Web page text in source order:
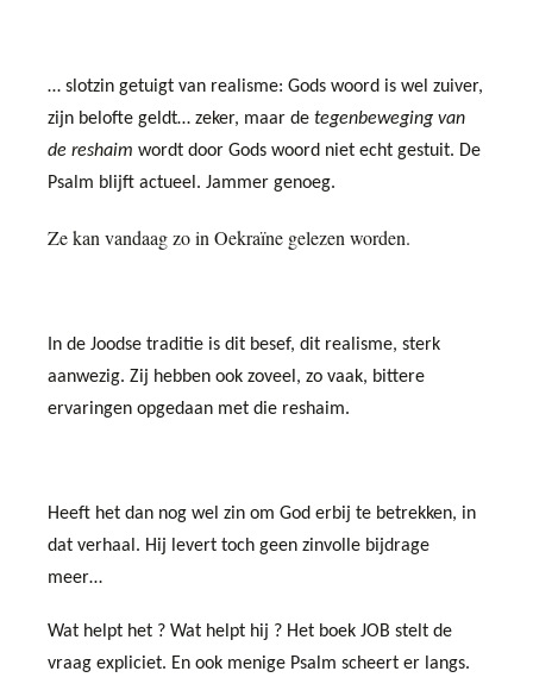
… slotzin getuigt van realisme: Gods woord is wel zuiver,
zijn belofte geldt… zeker, maar de tegenbeweging van
de reshaim wordt door Gods woord niet echt gestuit. De
Psalm blijft actueel. Jammer genoeg.
Ze kan vandaag zo in Oekraïne gelezen worden.
In de Joodse traditie is dit besef, dit realisme, sterk
aanwezig. Zij hebben ook zoveel, zo vaak, bittere
ervaringen opgedaan met die reshaim.
Heeft het dan nog wel zin om God erbij te betrekken, in
dat verhaal. Hij levert toch geen zinvolle bijdrage
meer…
Wat helpt het ? Wat helpt hij ? Het boek JOB stelt de
vraag expliciet. En ook menige Psalm scheert er langs.